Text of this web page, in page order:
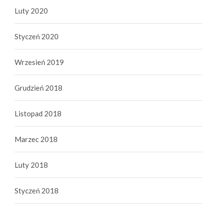
Luty 2020
Styczeń 2020
Wrzesień 2019
Grudzień 2018
Listopad 2018
Marzec 2018
Luty 2018
Styczeń 2018